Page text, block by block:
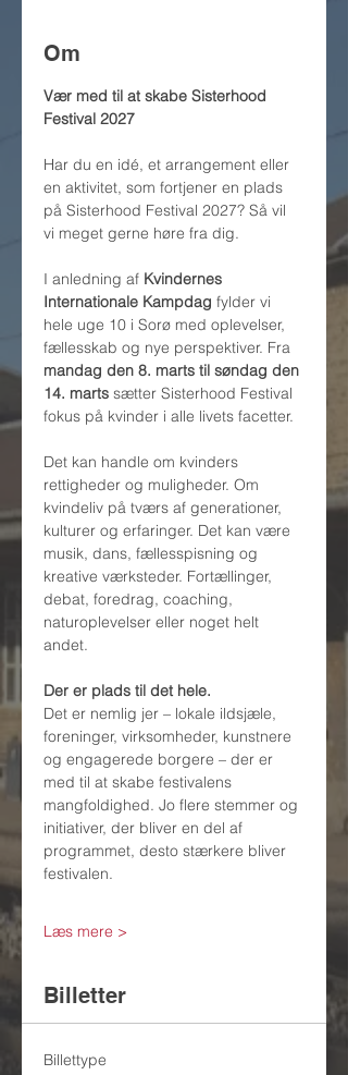
Om
Vær med til at skabe Sisterhood
Festival 2027
Har du en idé, et arrangement eller
en aktivitet, som fortjener en plads
på Sisterhood Festival 2027? Så vil
vi meget gerne høre fra dig.
I anledning af Kvindernes
Internationale Kampdag fylder vi
hele uge 10 i Sorø med oplevelser,
fællesskab og nye perspektiver. Fra
mandag den 8. marts til søndag den
14. marts sætter Sisterhood Festival
fokus på kvinder i alle livets facetter.
Det kan handle om kvinders
rettigheder og muligheder. Om
kvindeliv på tværs af generationer,
kulturer og erfaringer. Det kan være
musik, dans, fællesspisning og
kreative værksteder. Fortællinger,
debat, foredrag, coaching,
naturoplevelser eller noget helt
andet.
Der er plads til det hele.
Det er nemlig jer – lokale ildsjæle,
foreninger, virksomheder, kunstnere
og engagerede borgere – der er
med til at skabe festivalens
mangfoldighed. Jo flere stemmer og
initiativer, der bliver en del af
programmet, desto stærkere bliver
festivalen.
Læs mere >
Billetter
Billettype